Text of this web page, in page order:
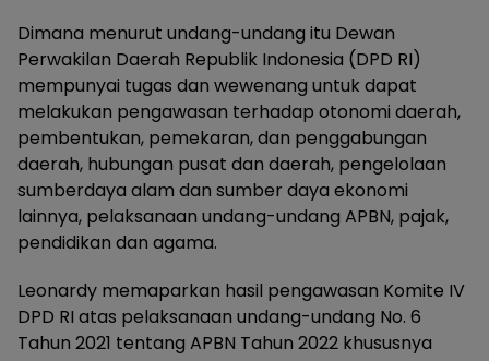
Dimana menurut undang-undang itu Dewan
Perwakilan Daerah Republik Indonesia (DPD RI)
mempunyai tugas dan wewenang untuk dapat
melakukan pengawasan terhadap otonomi daerah,
pembentukan, pemekaran, dan penggabungan
daerah, hubungan pusat dan daerah, pengelolaan
sumberdaya alam dan sumber daya ekonomi
lainnya, pelaksanaan undang-undang APBN, pajak,
pendidikan dan agama.
Leonardy memaparkan hasil pengawasan Komite IV
DPD RI atas pelaksanaan undang-undang No. 6
Tahun 2021 tentang APBN Tahun 2022 khususnya